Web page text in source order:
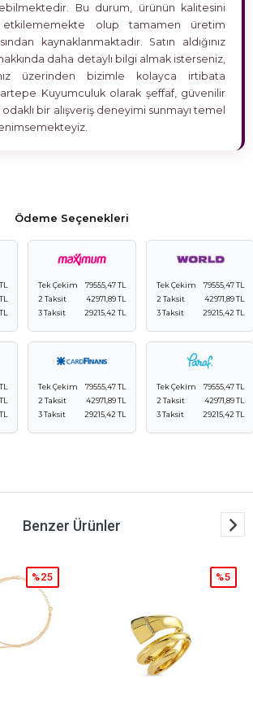
Bu durum, ürünün kalitesini
olup tamamen üretim
kaynaklanmaktadır. Satın aldığınız
daha detaylı bilgi almak isterseniz,
üzerinden bizimle kolayca irtibata
Kuyumculuk olarak şeffaf, güvenilir
bir alışveriş deneyimi sunmayı temel
Ödeme Seçenekleri
Tek Çekim
79555,47 TL
2 Taksit
42971,89 TL
3 Taksit
29215,42 TL
Tek Çekim
79555,47 TL
2 Taksit
42971,89 TL
3 Taksit
29215,42 TL
Tek Çekim
79555,47 TL
2 Taksit
42971,89 TL
3 Taksit
29215,42 TL
Tek Çekim
79555,47 TL
2 Taksit
42971,89 TL
3 Taksit
29215,42 TL
Benzer Ürünler
%25 %5